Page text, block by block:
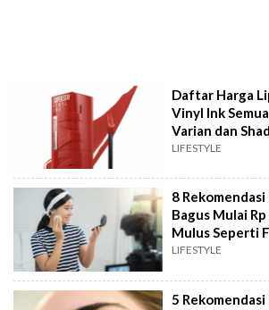
Daftar Harga
Vinyl Ink
Varian dan
LIFESTYLE
8
Bagus Mulai
Mulus Seperti
LIFESTYLE
5 Rekomendasi